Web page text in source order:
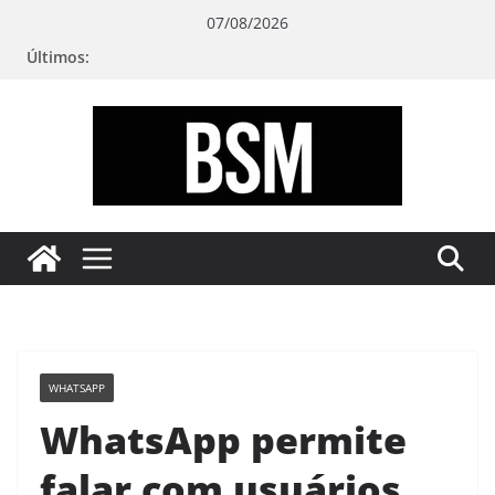
07/08/2026
Últimos:
sua
Mente
WHATSAPP
WhatsApp permite